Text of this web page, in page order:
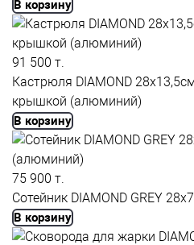
В корзину
91 500 т.
Кастрюля DIAMOND
крышкой (алюминий)
В корзину
75 900 т.
Сотейник DIAMOND GREY
В корзину